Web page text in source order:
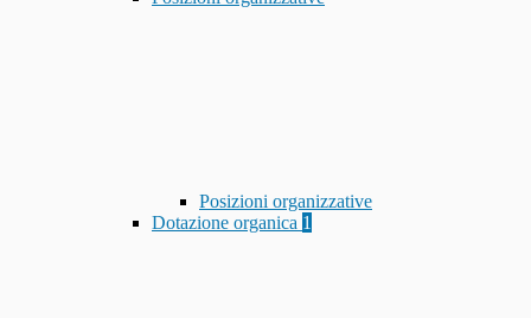
Posizioni organizzative
Dotazione organica 1